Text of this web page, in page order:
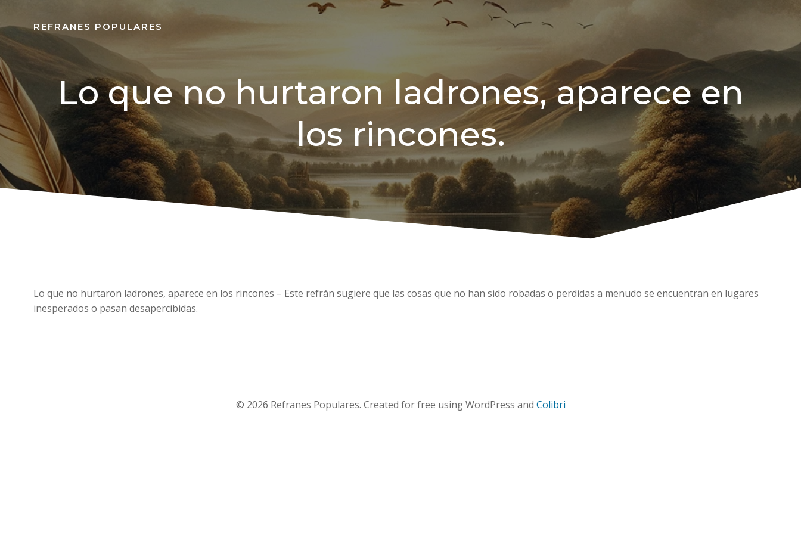
REFRANES POPULARES
Lo que no hurtaron ladrones, aparece en
los rincones.
Lo que no hurtaron ladrones, aparece en los rincones – Este refrán sugiere que las cosas que no han sido robadas o perdidas a menudo se encuentran en lugares
inesperados o pasan desapercibidas.
© 2026 Refranes Populares. Created for free using WordPress and Colibri